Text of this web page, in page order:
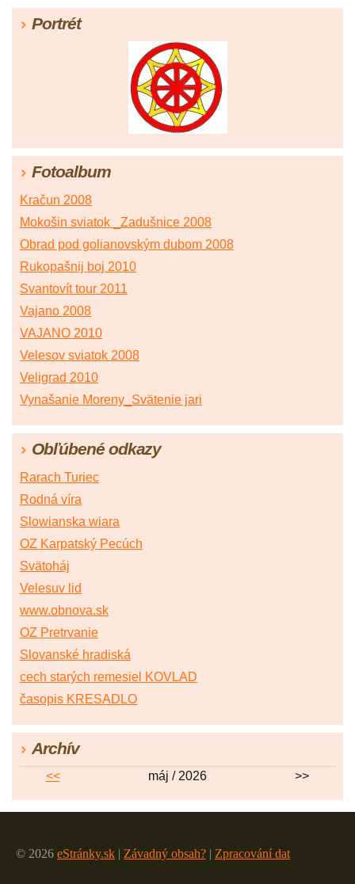
Portrét
Fotoalbum
Kračun 2008
Mokošin sviatok _Zadušnice 2008
Obrad pod golianovským dubom 2008
Rukopašnij boj 2010
Svantovít tour 2011
Vajano 2008
VAJANO 2010
Velesov sviatok 2008
Veligrad 2010
Vynašanie Moreny_Svätenie jari
Obľúbené odkazy
Rarach Turiec
Rodná víra
Slowianska wiara
OZ Karpatský Pecúch
Svätoháj
Velesuv lid
www.obnova.sk
OZ Pretrvanie
Slovanské hradiská
cech starých remesiel KOVLAD
časopis KRESADLO
Archív
<< máj / 2026 >>
© 2026 eStránky.sk | Závadný obsah? | Zpracování dat